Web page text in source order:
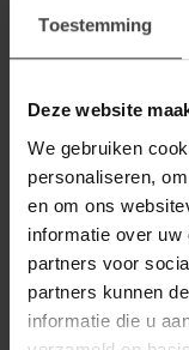
Toestemming
Deze website
We gebruiken
personaliseren,
en om ons
informatie over
partners voor
partners kunnen
informatie die u
Label51
Naturel
Op
Label51
Clay -
Op
LABEL51
Label51